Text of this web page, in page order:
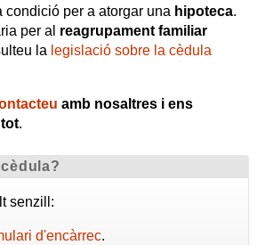
condició per a atorgar una hipoteca.
per al reagrupament familiar
la legislació sobre la cèdula
amb nosaltres i ens
.
senzill:
d'encàrrec.